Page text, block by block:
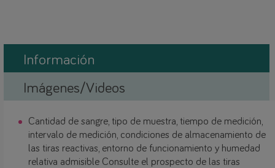
Información
Imágenes/Videos
Cantidad de sangre, tipo de muestra, tiempo de medición,
intervalo de medición, condiciones de almacenamiento de
las tiras reactivas, entorno de funcionamiento y humedad
relativa admisible Consulte el prospecto de las tiras